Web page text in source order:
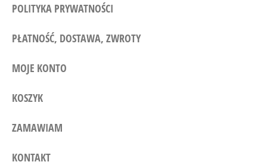
POLITYKA PRYWATNOŚCI
PŁATNOŚĆ, DOSTAWA, ZWROTY
MOJE KONTO
KOSZYK
ZAMAWIAM
KONTAKT